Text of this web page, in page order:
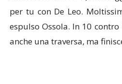
espulso Ossola. In 10
anche una traversa, ma